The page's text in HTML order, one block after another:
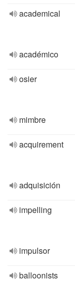
academical
académico
osier
mimbre
acquirement
adquisición
impelling
impulsor
balloonists